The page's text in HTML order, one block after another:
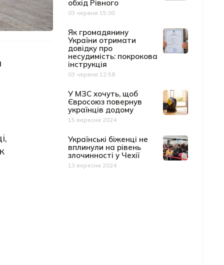
обхід Рівного
Дата публікації
03 червня 15:00
Як громадянину
України отримати
довідку про
несудимість: покрокова
інструкція
Дата публікації
03 червня 12:58
У МЗС хочуть, щоб
Євросоюз повернув
українців додому
Дата публікації
15 вересня 2024
Українські біженці не
вплинули на рівень
злочинності у Чехії
Дата публікації
13 вересня 2024